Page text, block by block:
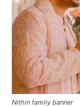
Nithin family banner